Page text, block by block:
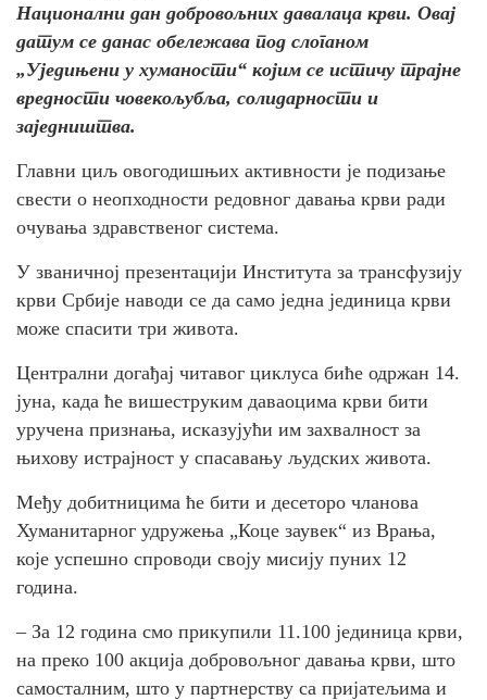
Национални дан добровољних давалаца крви. Овај
датум се данас обележава под слоганом
„Уједињени у хуманости“ којим се истичу трајне
вредности човекољубља, солидарности и
заједништва.
Главни циљ овогодишњих активности је подизање
свести о неопходности редовног давања крви ради
очувања здравственог система.
У званичној презентацији Института за трансфузију
крви Србије наводи се да само једна јединица крви
може спасити три живота.
Централни догађај читавог циклуса биће одржан 14.
јуна, када ће вишеструким даваоцима крви бити
уручена признања, исказујући им захвалност за
њихову истрајност у спасавању људских живота.
Међу добитницима ће бити и десеторо чланова
Хуманитарног удружења „Коце заувек“ из Врања,
које успешно спроводи своју мисију пуних 12
година.
– За 12 година смо прикупили 11.100 јединица крви,
на преко 100 акција добровољног давања крви, што
самосталним, што у партнерству са пријатељима и